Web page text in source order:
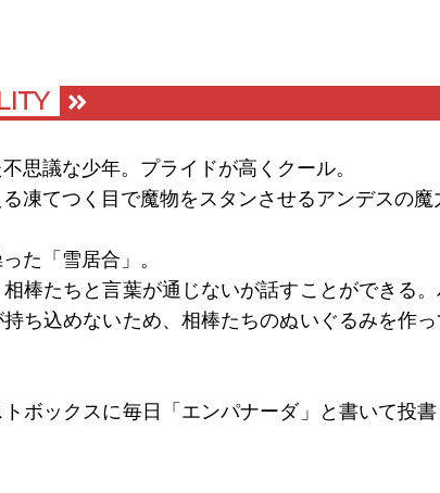
思議な少年。プライドが高くクール。
凍てつく目で魔物をスタンさせるアンデスの魔
た「雪居合」。
棒たちと言葉が通じないが話すことができる
ち込めないため、相棒たちのぬいぐるみを作
ボックスに毎日「エンパナーダ」と書いて投